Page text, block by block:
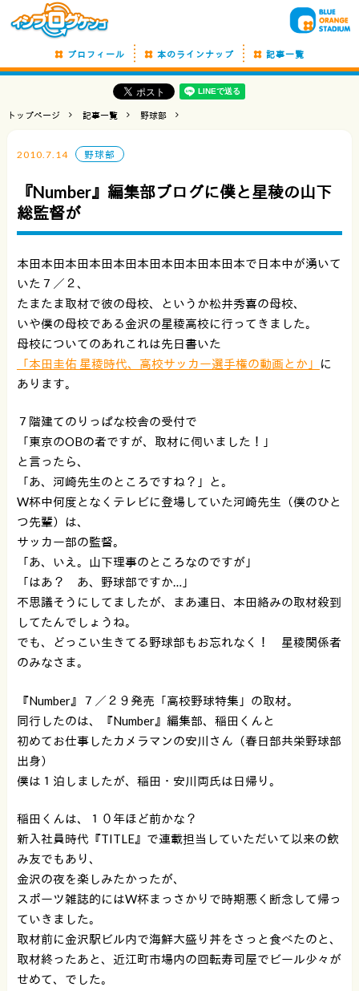
プロフィール 本のラインナップ 記事一覧
トップページ 記事一覧 野球部
2010.7.14 野球部
『Number』編集部ブログに僕と星稜の山下
総監督が
本田本田本田本田本田本田本田本田本田本で日本中が湧いて
いた７／２、
たまたま取材で彼の母校、というか松井秀喜の母校、
いや僕の母校である金沢の星稜高校に行ってきました。
母校についてのあれこれは先日書いた
「本田圭佑 星稜時代、高校サッカー選手権の動画とか」
に
あります。
７階建てのりっぱな校舎の受付で
「東京のOBの者ですが、取材に伺いました！」
と言ったら、
「あ、河崎先生のところですね？」と。
W杯中何度となくテレビに登場していた河崎先生（僕のひと
つ先輩）は、
サッカー部の監督。
「あ、いえ。山下理事のところなのですが」
「はあ？ あ、野球部ですか…」
不思議そうにしてましたが、まあ連日、本田絡みの取材殺到
してたんでしょうね。
でも、どっこい生きてる野球部もお忘れなく！ 星稜関係者
のみなさま。
『Number』７／２９発売「高校野球特集」の取材。
同行したのは、『Number』編集部、稲田くんと
初めてお仕事したカメラマンの安川さん（春日部共栄野球部
出身）
僕は１泊しましたが、稲田・安川両氏は日帰り。
稲田くんは、１０年ほど前かな？
新入社員時代『TITLE』で連載担当していただいて以来の飲
み友でもあり、
金沢の夜を楽しみたかったが、
スポーツ雑誌的にはW杯まっさかりで時期悪く断念して帰っ
ていきました。
取材前に金沢駅ビル内で海鮮大盛り丼をさっと食べたのと、
取材終ったあと、近江町市場内の回転寿司屋でビール少々が
せめて、でした。